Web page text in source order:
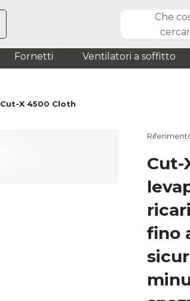
Che
Fornetti Ventilatori a soffitto
Cut-X 4500 Cloth
Cut-
fino